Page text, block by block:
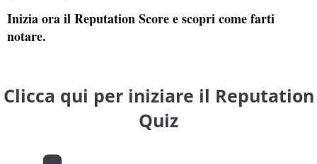
Inizia ora il Reputation Score e scopri come farti
notare.
Clicca qui per iniziare il Reputation
Quiz